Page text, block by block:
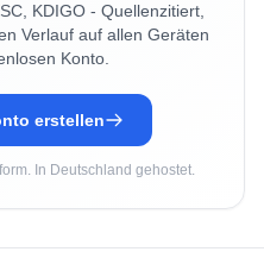
KDIGO - Quellenzitiert,
Verlauf auf allen Geräten
Konto.
erstellen
In Deutschland gehostet.